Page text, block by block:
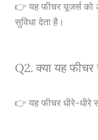
👉 यह फीचर यूजर्स को
सुविधा देता है।
Q2. क्या यह
👉 यह फीचर धीरे-धीरे